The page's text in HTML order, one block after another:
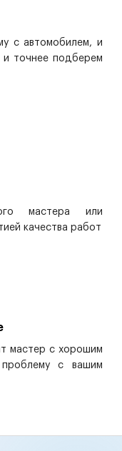
с автомобилем, и
точнее подберем
мастера или
качества работ
мастер с хорошим
с вашим